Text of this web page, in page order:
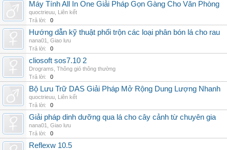
Máy Tính All In One Giải Pháp Gọn Gàng Cho Văn Phòng
quoctrieuu Liên kết
Trả lời:
0
Hướng dẫn kỹ thuật phối trộn các loại phân bón lá cho rau
nana01
Giao lưu
Trả lời:
0
cliosoft sos7.10 2
Drograms Thông gió thông thường
Trả lời:
0
Bộ Lưu Trữ DAS Giải Pháp Mở Rộng Dung Lượng Nhanh
quoctrieuu Liên kết
Trả lời:
0
Giải pháp dinh dưỡng qua lá cho cây cảnh từ chuyên gia
nana01
Giao lưu
Trả lời:
0
Reflexw 10.5